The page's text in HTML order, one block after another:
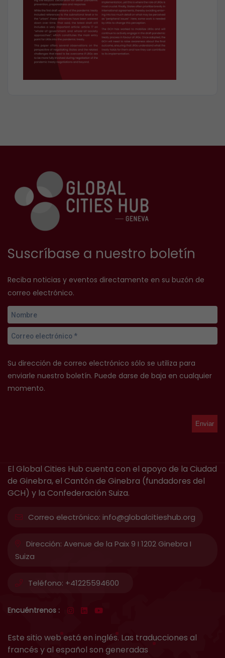
Suscríbase a nuestro boletín
Reciba noticias y eventos directamente en su buzón de
correo electrónico.
Su dirección de correo electrónico sólo se utiliza para
enviarle nuestro boletín. Puede darse de baja en cualquier
momento.
El Global Cities Hub cuenta con el apoyo de la Ciudad
de Ginebra, el Cantón de Ginebra (fundadores del
GCH) y la Confederación Suiza.
Correo electrónico: info@globalcitieshub.org
Dirección: Avenue de la Paix 9 I 1202 Ginebra I
Suiza
Teléfono: +41225594600
Encuéntrenos :
Este sitio web está en inglés. Las traducciones al
francés y al español son generadas